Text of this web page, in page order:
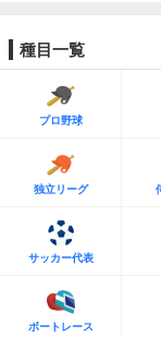
種目一覧
プロ野球
独立リーグ
サッカー代表
ボートレース